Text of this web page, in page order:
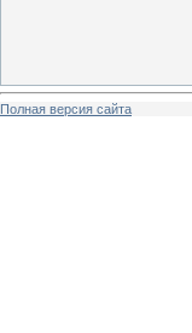
Полная версия сайта